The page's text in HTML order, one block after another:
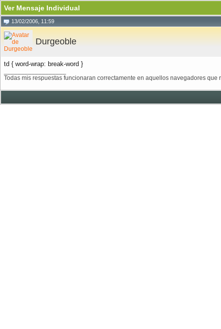
Ver Mensaje Individual
13/02/2006, 11:59
Durgeoble
td { word-wrap: break-word }
Todas mis respuestas funcionaran correctamente en aquellos navegadores que